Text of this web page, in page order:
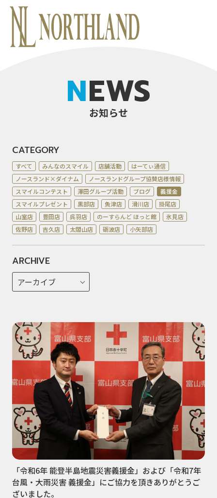
NEWS
お知らせ
CATEGORY
すべて みんなのスマイル 店舗活動
はーてぃ通信
ノースランド×ダイナム
ノースランドグループ協賛店様情報
スマイルコンテスト
澤田グループ活動 ブログ
義援金
スマイルプレゼント
黒部店 魚津店 滑川店
掛尾店
山室店
豊田店 呉羽店 のーすらんど ほっと館
氷見店
佐野店
吉久店 太閤山店 砺波店 小矢部店
ARCHIVE
「令和6年 能登半島地震災害義援金」および「令和7年
台風・大雨災害 義援金」にご協力を頂きありがとうご
ざいました。